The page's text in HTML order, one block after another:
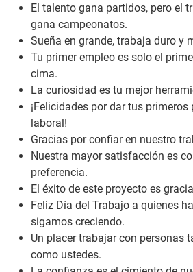
El talento gana partidos, pero el
gana campeonatos.
Sueña en grande, trabaja duro y
Tu primer empleo es solo el
cima.
La curiosidad es tu mejor
¡Felicidades por dar tus
laboral!
Gracias por confiar en nuestro
Nuestra mayor satisfacción es
preferencia.
El éxito de este proyecto es
Feliz Día del Trabajo a quienes
sigamos creciendo.
Un placer trabajar con personas
como ustedes.